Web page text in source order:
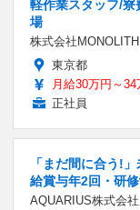
軽作業スタッフ/
場
株式会社MONOLITH
東京都
月給30万円～34
正社員
「まだ間に合う!
給賞与年2回・研
AQUARIUS株式会社